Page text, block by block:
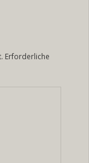
Erforderliche